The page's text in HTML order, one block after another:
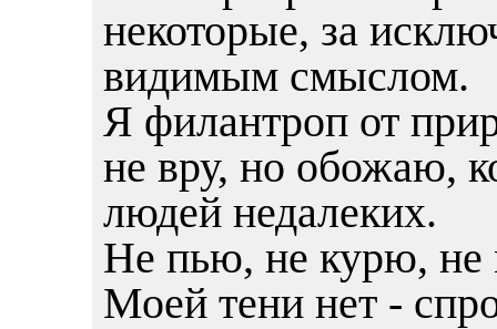
некоторые, за
видимым смыслом.
Я филантроп от
не вру, но обожаю,
людей недалеких.
Не пью, не курю, не
Моей тени нет -